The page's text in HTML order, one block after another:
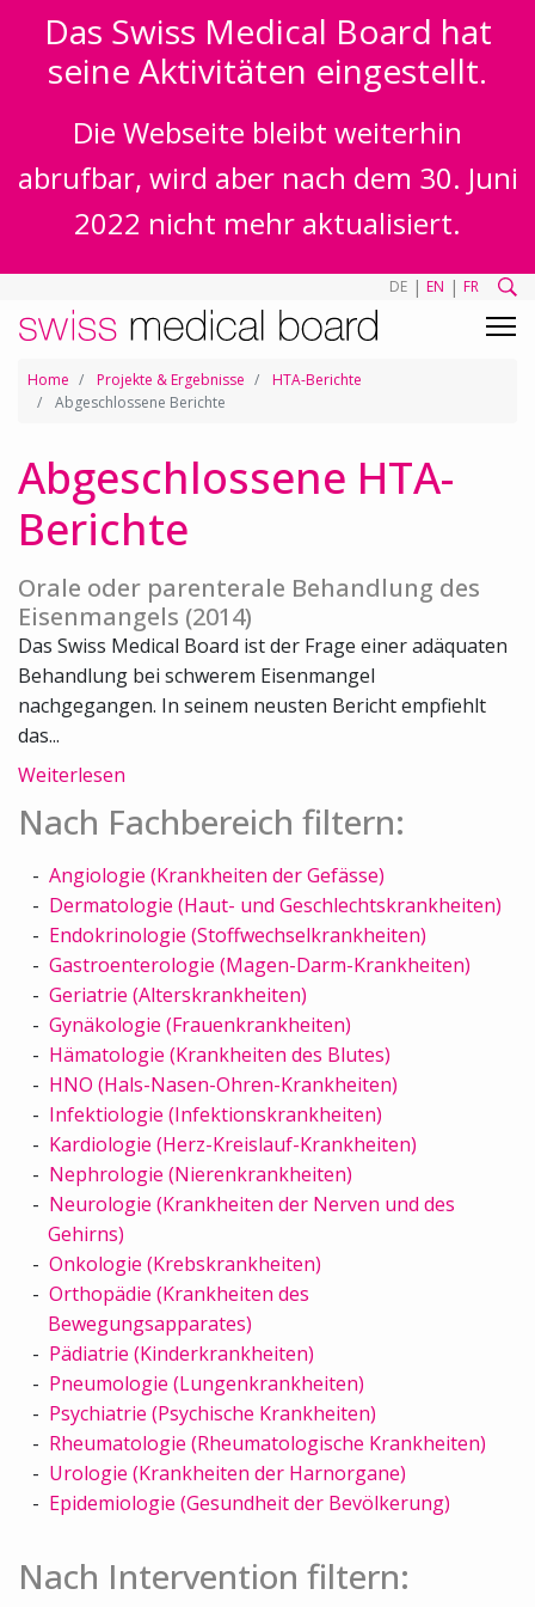
Das Swiss Medical Board hat
seine Aktivitäten eingestellt.
Die Webseite bleibt weiterhin
abrufbar, wird aber nach dem 30. Juni
2022 nicht mehr aktualisiert.
DE | EN | FR
Home Projekte & Ergebnisse
HTA-Berichte
Abgeschlossene Berichte
Abgeschlossene HTA-
Berichte
Orale oder parenterale Behandlung des
Eisenmangels (2014)
Das Swiss Medical Board ist der Frage einer adäquaten
Behandlung bei schwerem Eisenmangel
nachgegangen. In seinem neusten Bericht empfiehlt
das...
Weiterlesen
Nach Fachbereich filtern:
Angiologie (Krankheiten der Gefässe)
Dermatologie (Haut- und Geschlechtskrankheiten)
Endokrinologie (Stoffwechselkrankheiten)
Gastroenterologie (Magen-Darm-Krankheiten)
Geriatrie (Alterskrankheiten)
Gynäkologie (Frauenkrankheiten)
Hämatologie (Krankheiten des Blutes)
HNO (Hals-Nasen-Ohren-Krankheiten)
Infektiologie (Infektionskrankheiten)
Kardiologie (Herz-Kreislauf-Krankheiten)
Nephrologie (Nierenkrankheiten)
Neurologie (Krankheiten der Nerven und des
Gehirns)
Onkologie (Krebskrankheiten)
Orthopädie (Krankheiten des
Bewegungsapparates)
Pädiatrie (Kinderkrankheiten)
Pneumologie (Lungenkrankheiten)
Psychiatrie (Psychische Krankheiten)
Rheumatologie (Rheumatologische Krankheiten)
Urologie (Krankheiten der Harnorgane)
Epidemiologie (Gesundheit der Bevölkerung)
Nach Intervention filtern: